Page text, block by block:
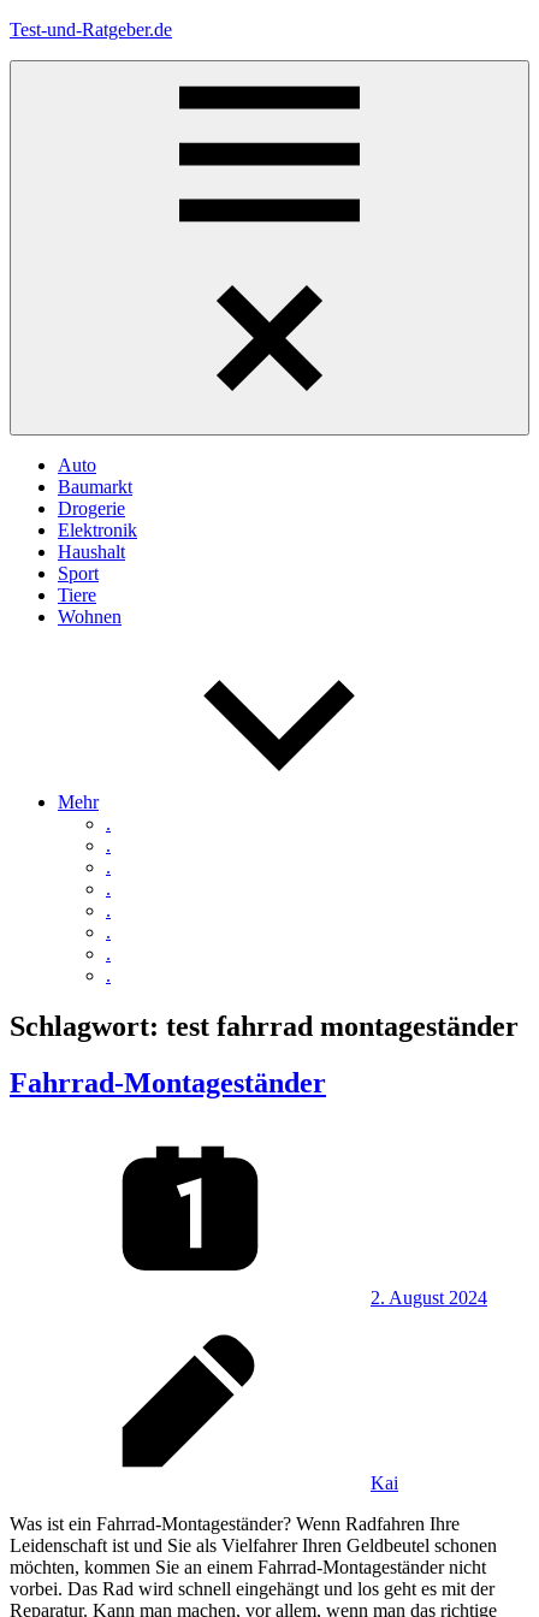
Zum
Test-und-Ratgeber.de
Auto
Baumarkt
Drogerie
Elektronik
Haushalt
Sport
Tiere
Wohnen
Mehr
.
.
.
.
.
.
.
.
Schlagwort: test fahrrad montageständer
Fahrrad-Montageständer
2. August 2024
Kai
Was ist ein Fahrrad-Montageständer? Wenn Radfahren Ihre
Leidenschaft ist und Sie als Vielfahrer Ihren Geldbeutel schonen
möchten, kommen Sie an einem Fahrrad-Montageständer nicht
vorbei. Das Rad wird schnell eingehängt und los geht es mit der
Reparatur. Kann man machen, vor allem, wenn man das richtige